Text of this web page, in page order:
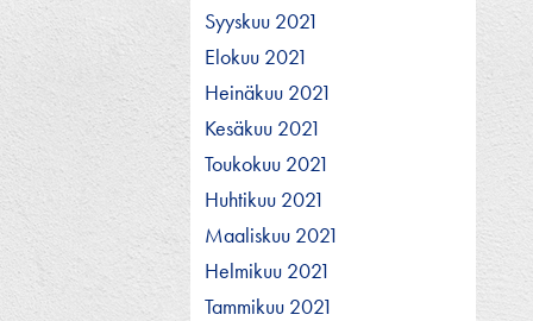
Syyskuu 2021
Elokuu 2021
Heinäkuu 2021
Kesäkuu 2021
Toukokuu 2021
Huhtikuu 2021
Maaliskuu 2021
Helmikuu 2021
Tammikuu 2021